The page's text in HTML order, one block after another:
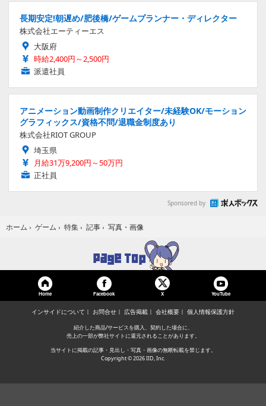
長期安定!朝遅め/肥後橋/ゲームプランナー・ディレクター
株式会社エーティーエス
大阪府
時給2,400円～2,500円
派遣社員
アニメーション動画制作クリエイター/未経験OK/モーション
グラフィックス/資格不問/退職金制度あり
株式会社RIOT GROUP
埼玉県
月給31万9,200円～50万円
正社員
Sponsored by
ホーム › ゲーム › 特集 › 記事 › 写真・画像
Home Facebook X YouTube
インサイドについて お問合せ 広告掲載 会社概要 個人情報保護方針
紹介した商品/サービスを購入、契約した場合に、
売上の一部が弊社サイトに還元されることがあります。
当サイトに掲載の記事・見出し・写真・画像の無断転載を禁じます。
Copyright © 2026 IID, Inc.